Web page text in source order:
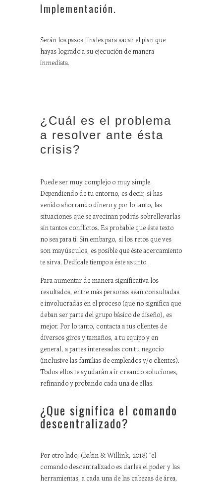
Implementación.
Serán los pasos finales para sacar el plan que
hayas logrado a su ejecución de manera
inmediata.
¿Cuál es el problema
a resolver ante ésta
crisis?
Puede ser muy complejo o muy simple.
Dependiendo de tu entorno, es decir, si has
venido ahorrando dinero y por lo tanto, las
situaciones que se avecinan podrás sobrellevarlas
sin tantos conflictos. Es probable que éste texto
no sea para tí. Sin embargo, si los retos que ves
son mayúsculos, es posible que éste acercamiento
te sirva. Dedícale tiempo a éste asunto.
Para aumentar de manera significativa los
resultados, entre más personas sean consultadas
e involucradas en el proceso (que no significa que
deban ser parte del grupo básico de diseño), es
mejor. Por lo tanto, contacta a tus clientes de
diversos giros y tamaños, a tu equipo y en
general, a partes interesadas con tu negocio
(inclusive las familias de empleados y/o clientes).
Todos ellos te ayudarán a ir creando soluciones,
refinando y probando cada una de ellas.
¿Que significa el comando
descentralizado?
Por otro lado, (Babin & Willink, 2018) “el
comando descentralizado es darles el poder y las
herramientas, a cada una de las cabezas de área,